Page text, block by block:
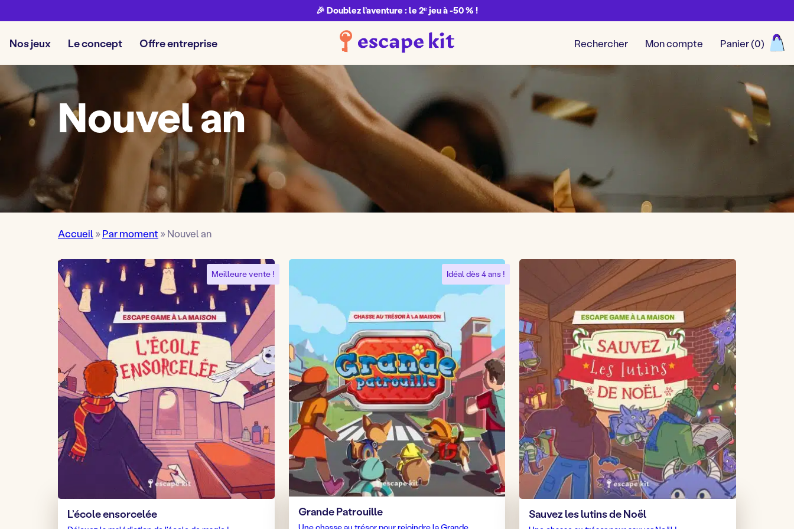
🎉 Doublez l’aventure : le 2ᵉ jeu à -50 % !
Nos jeux Le concept Offre entreprise Rechercher Mon compte Panier (0)
Nouvel an
Accueil»Par moment »Nouvel an
Meilleure vente !
L’école ensorcelée
Idéal dès 4 ans !
Grande Patrouille Sauvez les lutins de Noël